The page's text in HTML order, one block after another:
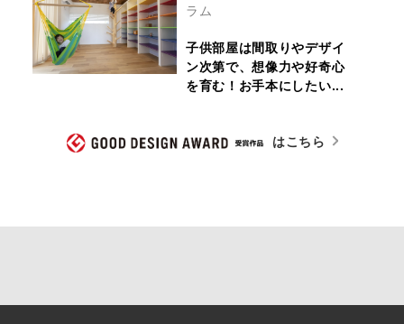
ラム
子供部屋は間取りやデザイ
ン次第で、想像力や好奇心
を育む！お手本にしたい...
はこちら